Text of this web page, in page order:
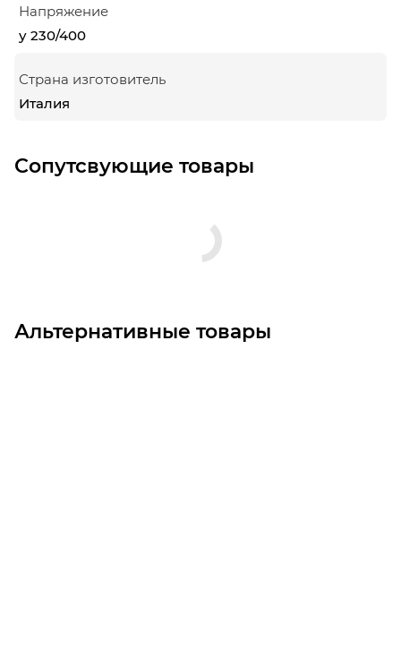
Напряжение
у 230/400
Страна изготовитель
Италия
Сопутсвующие товары
Альтернативные товары